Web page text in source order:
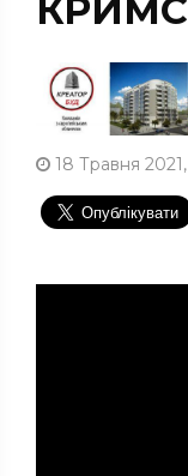
18 Травня 2021,